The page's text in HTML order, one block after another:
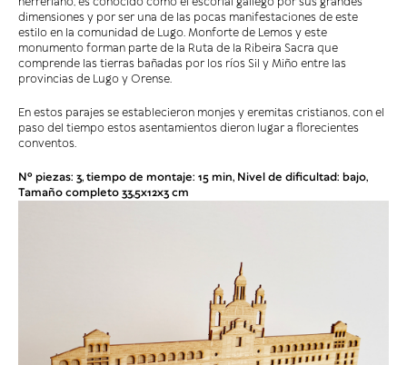
dimensiones y por ser una de las pocas manifestaciones de este
estilo en la comunidad de Lugo. Monforte de Lemos y este
monumento forman parte de la Ruta de la Ribeira Sacra que
comprende las tierras bañadas por los ríos Sil y Miño entre las
provincias de Lugo y Orense.
En estos parajes se establecieron monjes y eremitas cristianos, con el
paso del tiempo estos asentamientos dieron lugar a florecientes
conventos.
Nº piezas: 3, tiempo de montaje: 15 min, Nivel de dificultad: bajo,
Tamaño completo 33,5x12x3 cm